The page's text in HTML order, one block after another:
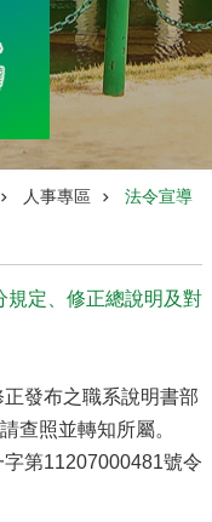
人事專區 法令宣導
規定、修正總說明及對
發布之職系說明書部
查照並轉知所屬。
第11207000481號令